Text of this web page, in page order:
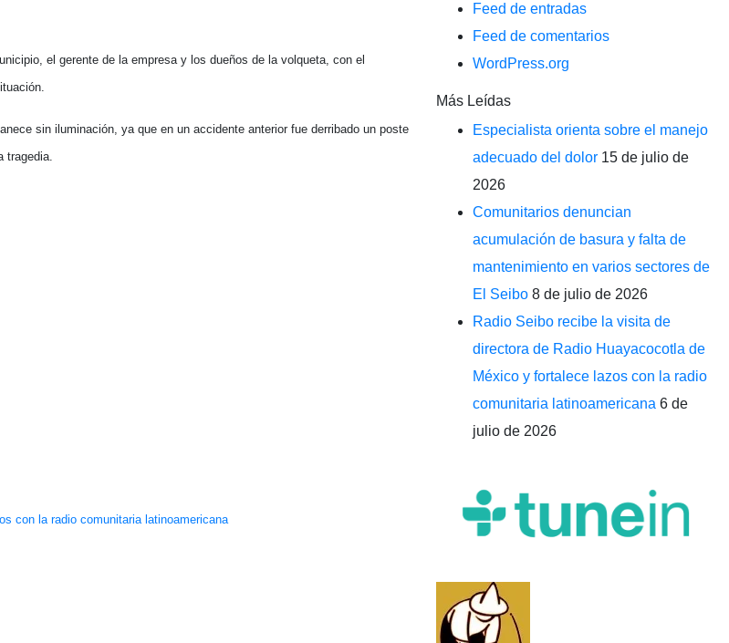
el gerente de la empresa y los dueños de la volqueta, con el
sin iluminación, ya que en un accidente anterior fue derribado un poste
tragedia.
con la radio comunitaria latinoamericana
Feed de entradas
Feed de comentarios
WordPress.org
Más Leídas
Especialista orienta sobre el manejo
adecuado del dolor 15 de julio de
2026
Comunitarios denuncian
acumulación de basura y falta de
mantenimiento en varios sectores de
El Seibo 8 de julio de 2026
Radio Seibo recibe la visita de
directora de Radio Huayacocotla de
México y fortalece lazos con la radio
comunitaria latinoamericana 6 de
julio de 2026